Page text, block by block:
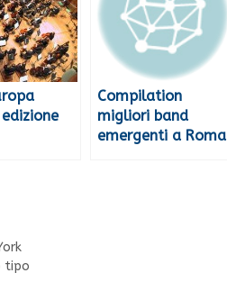
Compilation
migliori band
emergenti a Roma
tipo